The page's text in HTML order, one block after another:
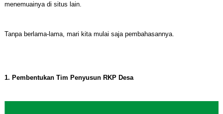
menemuainya di situs lain.
Tanpa berlama-lama, mari kita mulai saja pembahasannya.
1. Pembentukan Tim Penyusun RKP Desa